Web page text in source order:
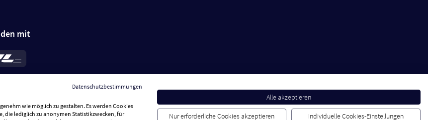
mit
€; bei Kühlware zzgl. 0,99 €
insgesamt 7,94 €. Lieferzeit3-
Datenschutzbestimmungen
wie möglich zu gestalten. Es werden Cookies
die lediglich zu anonymen Statistikzwecken, für
Alle akzeptieren
Nur erforderliche Cookies akzeptieren Individuelle Cookies-Einstellungen